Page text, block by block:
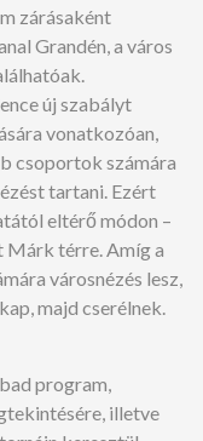
zárásaként
Grandén, a város
új szabályt
vonatkozóan,
csoportok számára
tartani. Ezért
eltérő módon –
Márk térre. Amíg a
városnézés lesz,
majd cserélnek.
program,
illetve